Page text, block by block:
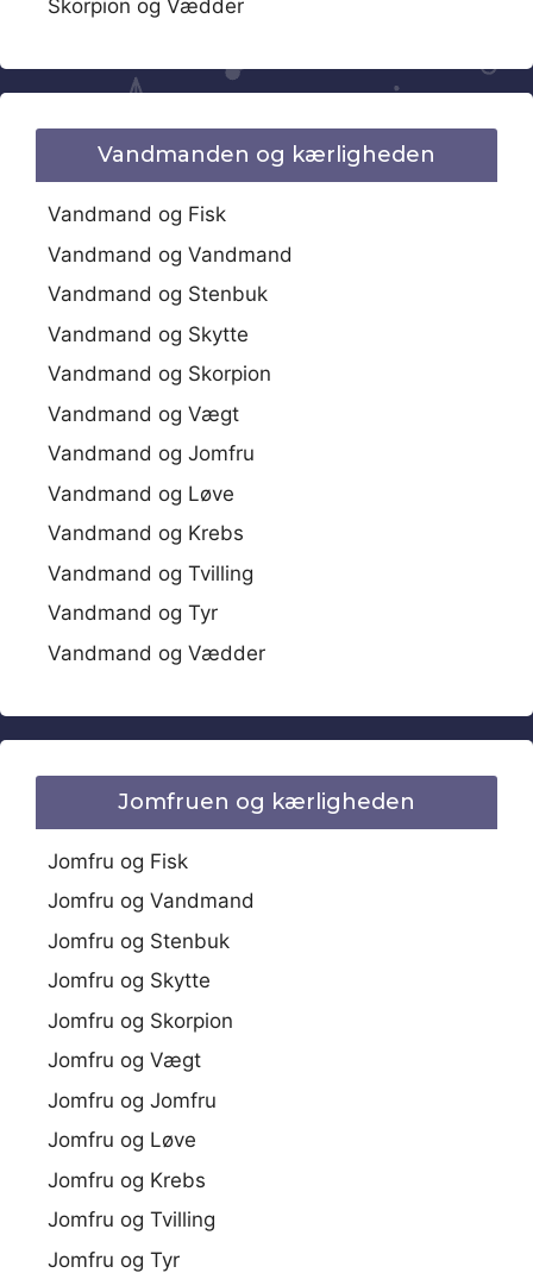
Skorpion og Vædder
Vandmanden og kærligheden
Vandmand og Fisk
Vandmand og Vandmand
Vandmand og Stenbuk
Vandmand og Skytte
Vandmand og Skorpion
Vandmand og Vægt
Vandmand og Jomfru
Vandmand og Løve
Vandmand og Krebs
Vandmand og Tvilling
Vandmand og Tyr
Vandmand og Vædder
Jomfruen og kærligheden
Jomfru og Fisk
Jomfru og Vandmand
Jomfru og Stenbuk
Jomfru og Skytte
Jomfru og Skorpion
Jomfru og Vægt
Jomfru og Jomfru
Jomfru og Løve
Jomfru og Krebs
Jomfru og Tvilling
Jomfru og Tyr